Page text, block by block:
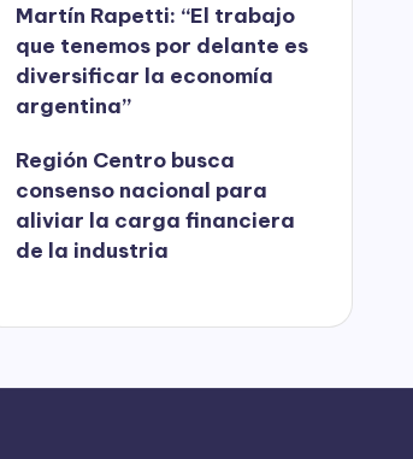
Martín Rapetti: “El trabajo
que tenemos por delante es
diversificar la economía
argentina”
Región Centro busca
consenso nacional para
aliviar la carga financiera
de la industria